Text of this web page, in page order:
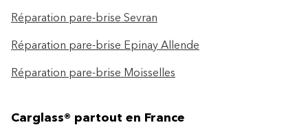
Réparation pare-brise Sevran
Réparation pare-brise Epinay Allende
Réparation pare-brise Moisselles
Carglass® partout en France